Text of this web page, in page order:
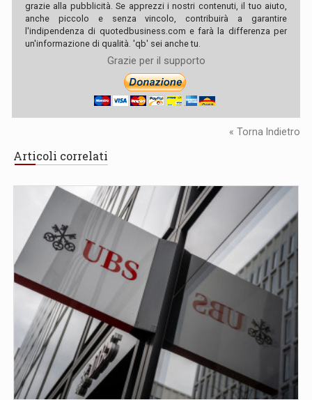
grazie alla pubblicità. Se apprezzi i nostri contenuti, il tuo aiuto,
anche piccolo e senza vincolo, contribuirà a garantire
l'indipendenza di quotedbusiness.com e farà la differenza per
un'informazione di qualità. 'qb' sei anche tu.
Grazie per il supporto
« Torna Indietro
Articoli correlati